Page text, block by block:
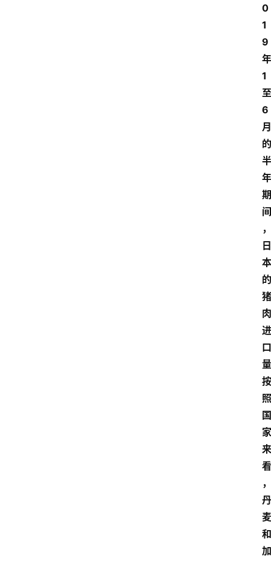
0
1
9
年
1
至
6
月
的
半
年
期
间
，
日
本
的
猪
肉
进
口
量
按
照
国
家
来
看
，
丹
麦
和
加